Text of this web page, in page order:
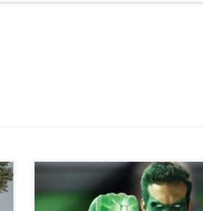
Prowadzący: Albert Cichy, Matylda